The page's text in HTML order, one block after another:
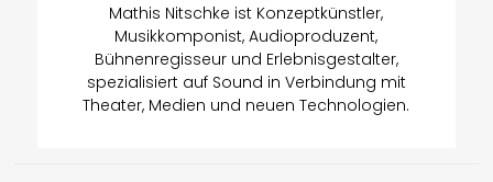
Mathis Nitschke ist Konzeptkünstler,
Musikkomponist, Audioproduzent,
Bühnenregisseur und Erlebnisgestalter,
spezialisiert auf Sound in Verbindung mit
Theater, Medien und neuen Technologien.